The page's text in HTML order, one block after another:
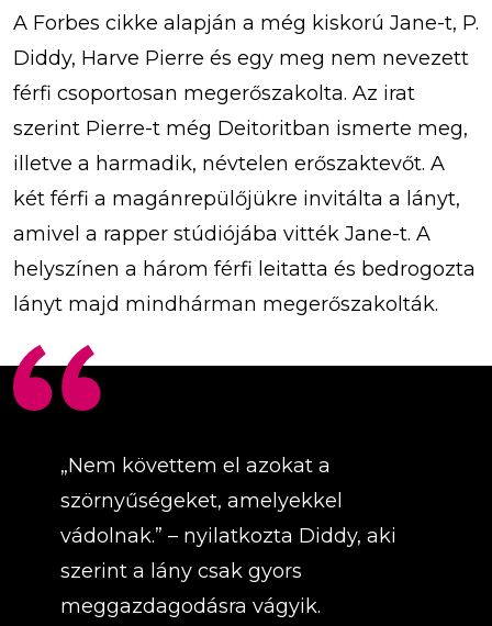
A Forbes cikke alapján a még kiskorú Jane-t, P.
Diddy, Harve Pierre és egy meg nem nevezett
férfi csoportosan megerőszakolta. Az irat
szerint Pierre-t még Deitoritban ismerte meg,
illetve a harmadik, névtelen erőszaktevőt. A
két férfi a magánrepülőjükre invitálta a lányt,
amivel a rapper stúdiójába vitték Jane-t. A
helyszínen a három férfi leitatta és bedrogozta
lányt majd mindhárman megerőszakolták.
„Nem követtem el azokat a
szörnyűségeket, amelyekkel
vádolnak.” – nyilatkozta Diddy, aki
szerint a lány csak gyors
meggazdagodásra vágyik.